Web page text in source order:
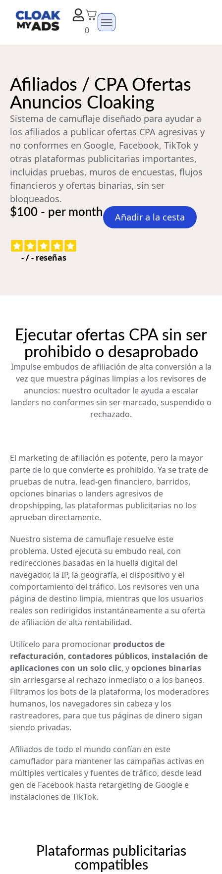
0
Afiliados / CPA Ofertas
Anuncios Cloaking
Sistema de camuflaje diseñado para ayudar a
los afiliados a publicar ofertas CPA agresivas y
no conformes en Google, Facebook, TikTok y
otras plataformas publicitarias importantes,
incluidas pruebas, muros de encuestas, flujos
financieros y ofertas binarias, sin ser
bloqueados.
$100 - per month
Añadir a la cesta
-/- reseñas
Ejecutar ofertas CPA sin ser
prohibido o desaprobado
Impulse embudos de afiliación de alta conversión a la
vez que muestra páginas limpias a los revisores de
anuncios: nuestro ocultador le ayuda a escalar
landers no conformes sin ser marcado, suspendido o
rechazado.
El marketing de afiliación es potente, pero la mayor
parte de lo que convierte es prohibido. Ya se trate de
pruebas de nutra, lead-gen financiero, barridos,
opciones binarias o landers agresivos de
dropshipping, las plataformas publicitarias no los
aprueban directamente.
Nuestro sistema de camuflaje resuelve este
problema. Usted ejecuta su embudo real, con
redirecciones basadas en la huella digital del
navegador, la IP, la geografía, el dispositivo y el
comportamiento del tráfico. Los revisores ven una
página de destino limpia, mientras que los usuarios
reales son redirigidos instantáneamente a su oferta
de afiliación de alta rentabilidad.
Utilícelo para promocionar productos de
refacturación, contadores públicos, instalación de
aplicaciones con un solo clic, yopciones binarias
sin arriesgarse al rechazo inmediato o a los baneos.
Filtramos los bots de la plataforma, los moderadores
humanos, los navegadores sin cabeza y los
rastreadores, para que tus páginas de dinero sigan
siendo privadas.
Afiliados de todo el mundo confían en este
camuflador para mantener las campañas activas en
múltiples verticales y fuentes de tráfico, desde lead
gen de Facebook hasta retargeting de Google e
instalaciones de TikTok.
Plataformas publicitarias
compatibles